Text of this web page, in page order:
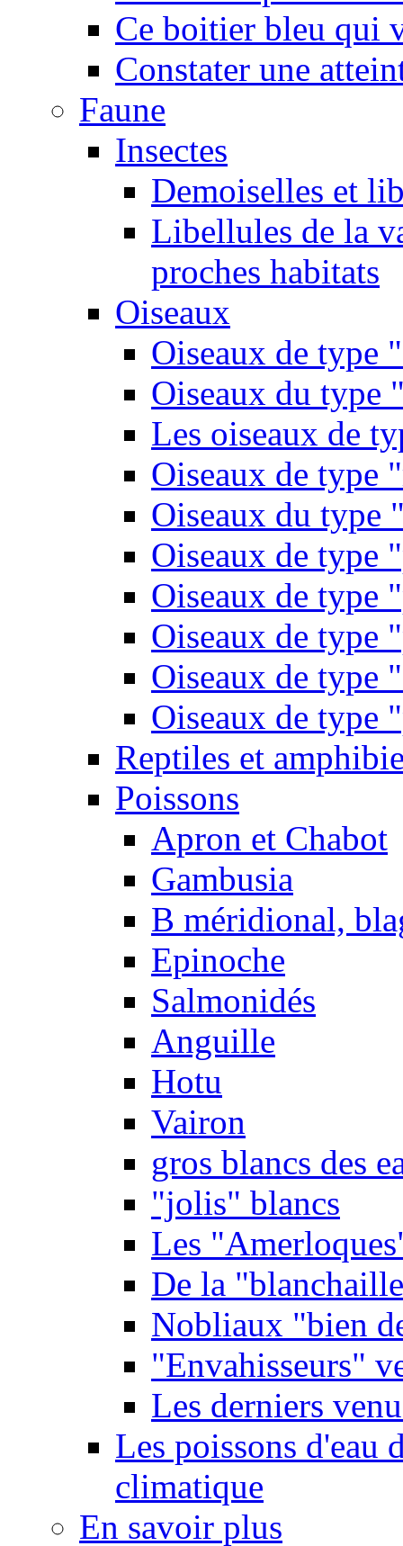
Ce boitier bleu qui
Constater une
Faune
Insectes
Demoiselles et
Libellules de la
proches habitats
Oiseaux
Oiseaux de type
Oiseaux du type
Les oiseaux de
Oiseaux de type
Oiseaux du type
Oiseaux de type
Oiseaux de type
Oiseaux de type
Oiseaux de type
Oiseaux de type
Reptiles et
Poissons
Apron et Chabot
Gambusia
B méridional,
Epinoche
Salmonidés
Anguille
Hotu
Vairon
gros blancs des
"jolis" blancs
Les
De la
Nobliaux "bien
"Envahisseurs"
Les derniers
Les poissons d'eau
climatique
En savoir plus